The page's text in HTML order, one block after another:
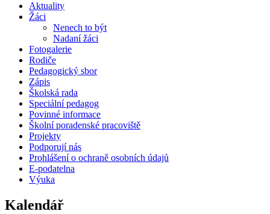
Aktuality
Žáci
Nenech to být
Nadaní žáci
Fotogalerie
Rodiče
Pedagogický sbor
Zápis
Školská rada
Speciální pedagog
Povinné informace
Školní poradenské pracoviště
Projekty
Podporují nás
Prohlášení o ochraně osobních údajů
E-podatelna
Výuka
Kalendář